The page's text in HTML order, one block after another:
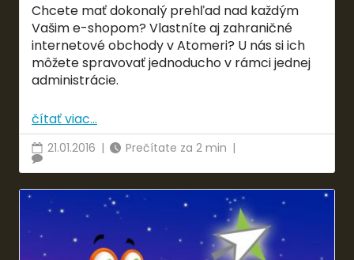
Chcete mať dokonalý prehľad nad každým
Vašim e-shopom? Vlastníte aj zahraničné
internetové obchody v Atomeri? U nás si ich
môžete spravovať jednoducho v rámci jednej
administrácie.
čítať viac...
21.01.2016 | Prečítate za 2 min |